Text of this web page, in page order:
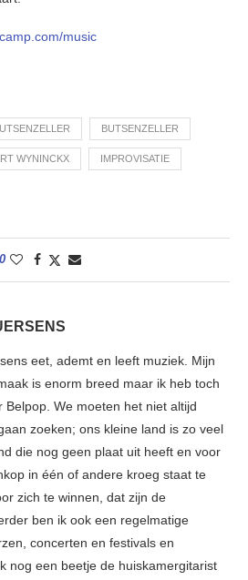
music
BUTSENZELLER
WYNINCKX IMPROVISATIE
0
eet, ademt en leeft muziek. Mijn
is enorm breed maar ik heb toch
We moeten het niet altijd
zoeken; ons kleine land is zo veel
die nog geen plaat uit heeft en voor
in één of andere kroeg staat te
zich te winnen, dat zijn de
ben ik ook een regelmatige
concerten en festivals en
nog een beetje de huiskamergitarist